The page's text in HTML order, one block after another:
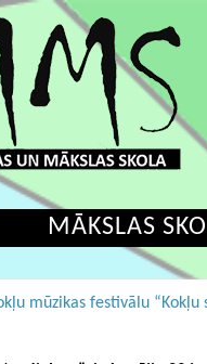
MĀKSLAS
mūzikas festivālu “Kokļu